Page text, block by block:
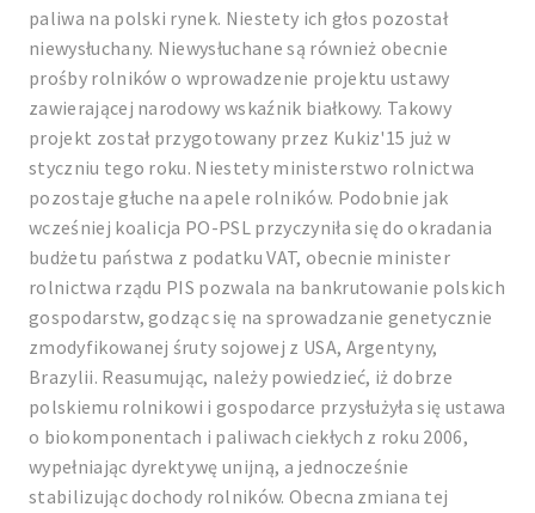
paliwa na polski rynek. Niestety ich głos pozostał
niewysłuchany. Niewysłuchane są również obecnie
prośby rolników o wprowadzenie projektu ustawy
zawierającej narodowy wskaźnik białkowy. Takowy
projekt został przygotowany przez Kukiz'15 już w
styczniu tego roku. Niestety ministerstwo rolnictwa
pozostaje głuche na apele rolników. Podobnie jak
wcześniej koalicja PO-PSL przyczyniła się do okradania
budżetu państwa z podatku VAT, obecnie minister
rolnictwa rządu PIS pozwala na bankrutowanie polskich
gospodarstw, godząc się na sprowadzanie genetycznie
zmodyfikowanej śruty sojowej z USA, Argentyny,
Brazylii. Reasumując, należy powiedzieć, iż dobrze
polskiemu rolnikowi i gospodarce przysłużyła się ustawa
o biokomponentach i paliwach ciekłych z roku 2006,
wypełniając dyrektywę unijną, a jednocześnie
stabilizując dochody rolników. Obecna zmiana tej